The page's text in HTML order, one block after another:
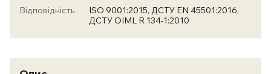
Відповідність
ISO 9001:2015, ДСТУ EN 45501:2016,
ДСТУ OIML R 134-1:2010